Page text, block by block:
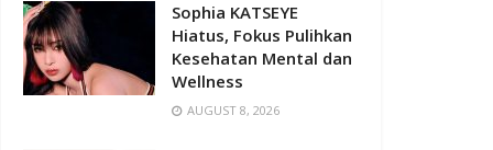
Sophia KATSEYE
Hiatus, Fokus Pulihkan
Kesehatan Mental dan
Wellness
AUGUST 8, 2026